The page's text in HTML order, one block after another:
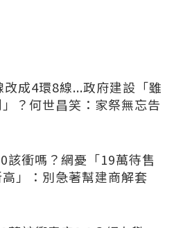
改成4環8線...政府建設「雖
？何世昌笑：家祭無忘告
該衝嗎？網憂「19萬待售
」：別急著幫建商解套